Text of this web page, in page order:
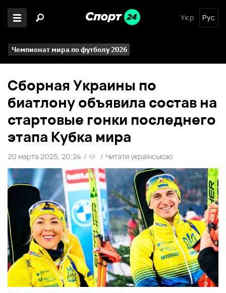
Укр Рус
Чемпионат мира по футболу 2026
Сборная Украины по
биатлону объявила состав на
стартовые гонки последнего
этапа Кубка мира
20 марта 2025, 20:24 / / Читати українською